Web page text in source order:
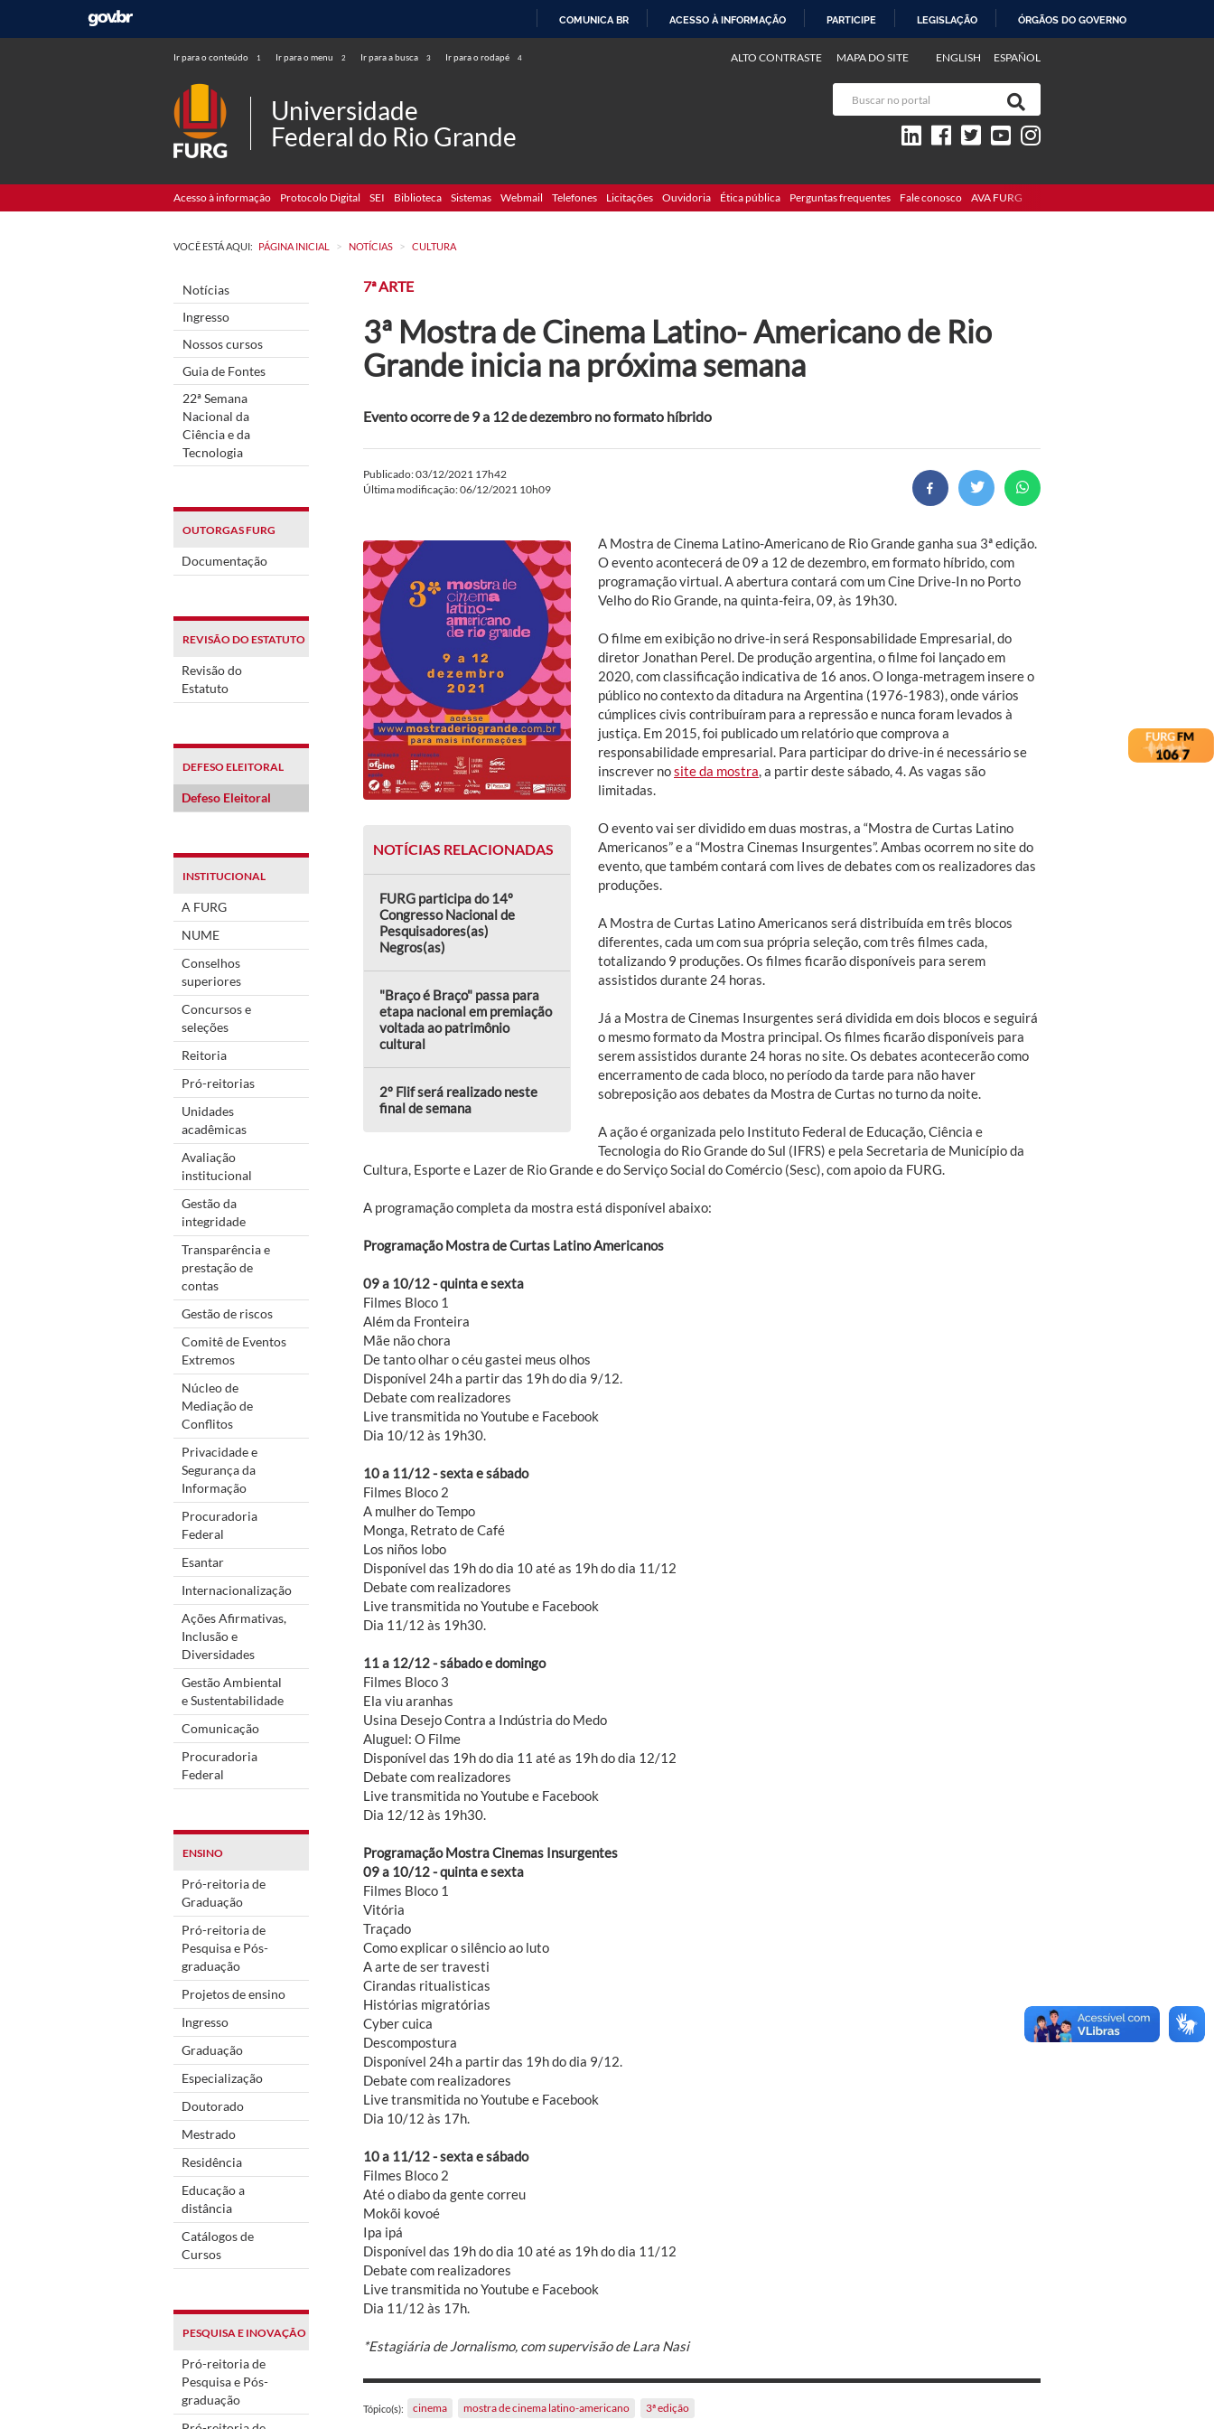
COMUNICA BR ACESSO À INFORMAÇÃO PARTICIPE LEGISLAÇÃO ÓRGÃOS DO GOVERNO
Ir para o conteúdo 1 Ir para o menu 2 Ir para a busca 3 Ir para o rodapé 4 ENGLISH ESPAÑOL
ALTO CONTRASTE MAPA DO SITE
Universidade
Federal do Rio Grande
Acesso à informação Protocolo Digital SEI Biblioteca Sistemas Webmail Telefones Licitações Ouvidoria Ética pública Perguntas frequentes Fale conosco AVA FURG
VOCÊ ESTÁ AQUI: PÁGINA INICIAL > NOTÍCIAS > CULTURA
Notícias
Ingresso
Nossos cursos
Guia de Fontes
22ª Semana
Nacional da
Ciência e da
Tecnologia
OUTORGAS FURG
Documentação
REVISÃO DO ESTATUTO
Revisão do
Estatuto
DEFESO ELEITORAL
Defeso Eleitoral
INSTITUCIONAL
A FURG
NUME
Conselhos
superiores
Concursos e
seleções
Reitoria
Pró-reitorias
Unidades
acadêmicas
Avaliação
institucional
Gestão da
integridade
Transparência e
prestação de
contas
Gestão de riscos
Comitê de Eventos
Extremos
Núcleo de
Mediação de
Conflitos
Privacidade e
Segurança da
Informação
Procuradoria
Federal
Esantar
Internacionalização
Ações Afirmativas,
Inclusão e
Diversidades
Gestão Ambiental
e Sustentabilidade
Comunicação
Procuradoria
Federal
ENSINO
Pró-reitoria de
Graduação
Pró-reitoria de
Pesquisa e Pós-
graduação
Projetos de ensino
Ingresso
Graduação
Especialização
Doutorado
Mestrado
Residência
Educação a
distância
Catálogos de
Cursos
PESQUISA E INOVAÇÃO
Pró-reitoria de
Pesquisa e Pós-
graduação
7ª ARTE
3ª Mostra de Cinema Latino- Americano de Rio
Grande inicia na próxima semana
Evento ocorre de 9 a 12 de dezembro no formato híbrido
Publicado: 03/12/2021 17h42
Última modificação: 06/12/2021 10h09
A Mostra de Cinema Latino-Americano de Rio Grande ganha sua 3ª edição.
O evento acontecerá de 09 a 12 de dezembro, em formato híbrido, com
programação virtual. A abertura contará com um Cine Drive-In no Porto
Velho do Rio Grande, na quinta-feira, 09, às 19h30.
NOTÍCIAS RELACIONADAS
FURG participa do 14º
Congresso Nacional de
Pesquisadores(as)
Negros(as)
"Braço é Braço" passa para
etapa nacional em premiação
voltada ao patrimônio
cultural
2º Flif será realizado neste
final de semana
O filme em exibição no drive-in será Responsabilidade Empresarial, do
diretor Jonathan Perel. De produção argentina, o filme foi lançado em
2020, com classificação indicativa de 16 anos. O longa-metragem insere o
público no contexto da ditadura na Argentina (1976-1983), onde vários
cúmplices civis contribuíram para a repressão e nunca foram levados à
justiça. Em 2015, foi publicado um relatório que comprova a
responsabilidade empresarial. Para participar do drive-in é necessário se
inscrever nosite da mostra , a partir deste sábado, 4. As vagas são
limitadas.
O evento vai ser dividido em duas mostras, a “Mostra de Curtas Latino
Americanos” e a “Mostra Cinemas Insurgentes”. Ambas ocorrem no site do
evento, que também contará com lives de debates com os realizadores das
produções.
A Mostra de Curtas Latino Americanos será distribuída em três blocos
diferentes, cada um com sua própria seleção, com três filmes cada,
totalizando 9 produções. Os filmes ficarão disponíveis para serem
assistidos durante 24 horas.
Já a Mostra de Cinemas Insurgentes será dividida em dois blocos e seguirá
o mesmo formato da Mostra principal. Os filmes ficarão disponíveis para
serem assistidos durante 24 horas no site. Os debates acontecerão como
encerramento de cada bloco, no período da tarde para não haver
sobreposição aos debates da Mostra de Curtas no turno da noite.
A ação é organizada pelo Instituto Federal de Educação, Ciência e
Tecnologia do Rio Grande do Sul (IFRS) e pela Secretaria de Município da
Cultura, Esporte e Lazer de Rio Grande e do Serviço Social do Comércio (Sesc), com apoio da FURG.
A programação completa da mostra está disponível abaixo:
Programação Mostra de Curtas Latino Americanos
09 a 10/12 - quinta e sexta
Filmes Bloco 1
Além da Fronteira
Mãe não chora
De tanto olhar o céu gastei meus olhos
Disponível 24h a partir das 19h do dia 9/12.
Debate com realizadores
Live transmitida no Youtube e Facebook
Dia 10/12 às 19h30.
10 a 11/12 - sexta e sábado
Filmes Bloco 2
A mulher do Tempo
Monga, Retrato de Café
Los niños lobo
Disponível das 19h do dia 10 até as 19h do dia 11/12
Debate com realizadores
Live transmitida no Youtube e Facebook
Dia 11/12 às 19h30.
11 a 12/12 - sábado e domingo
Filmes Bloco 3
Ela viu aranhas
Usina Desejo Contra a Indústria do Medo
Aluguel: O Filme
Disponível das 19h do dia 11 até as 19h do dia 12/12
Debate com realizadores
Live transmitida no Youtube e Facebook
Dia 12/12 às 19h30.
Programação Mostra Cinemas Insurgentes
09 a 10/12 - quinta e sexta
Filmes Bloco 1
Vitória
Traçado
Como explicar o silêncio ao luto
A arte de ser travesti
Cirandas ritualisticas
Histórias migratórias
Cyber cuica
Descompostura
Disponível 24h a partir das 19h do dia 9/12.
Debate com realizadores
Live transmitida no Youtube e Facebook
Dia 10/12 às 17h.
10 a 11/12 - sexta e sábado
Filmes Bloco 2
Até o diabo da gente correu
Mokõi kovoé
Ipa ipá
Disponível das 19h do dia 10 até as 19h do dia 11/12
Debate com realizadores
Live transmitida no Youtube e Facebook
Dia 11/12 às 17h.
*Estagiária de Jornalismo, com supervisão de Lara Nasi
Tópico(s): cinema mostra de cinema latino-americano 3ª edição